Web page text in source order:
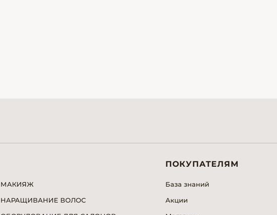
МАКИЯЖ
НАРАЩИВАНИЕ ВОЛОС
ПОКУПАТЕЛЯМ
База знаний
Акции